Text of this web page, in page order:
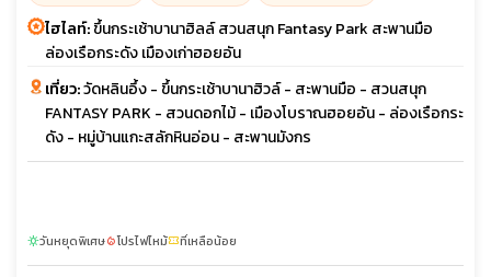
ไฮไลท์:ขึ้นกระเช้าบานาฮิลล์ สวนสนุก Fantasy Park สะพานมือ
ล่องเรือกระดัง เมืองเก่าฮอยอัน
เที่ยว:วัดหลินอึ้ง - ขึ้นกระเช้าบานาฮิวล์ - สะพานมือ - สวนสนุก
FANTASY PARK - สวนดอกไม้ - เมืองโบราณฮอยอัน - ล่องเรือกระ
ดัง - หมู่บ้านแกะสลักหินอ่อน - สะพานมังกร
sunnyวันหยุดพิเศษlocal_fire_departmentโปรไฟไหม้confirmation_numberที่เหลือน้อย